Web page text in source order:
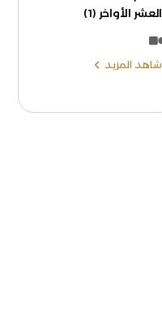
العشر الأواخر (1)
شاهد المزيد